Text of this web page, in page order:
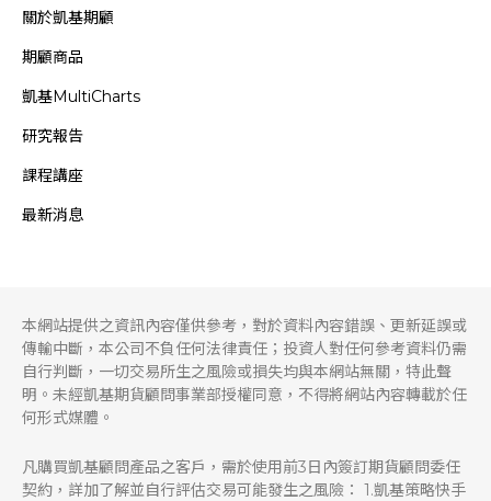
關於凱基期顧
期顧商品
凱基MultiCharts
研究報告
課程講座
最新消息
本網站提供之資訊內容僅供參考，對於資料內容錯誤、更新延誤或
傳輸中斷，本公司不負任何法律責任；投資人對任何參考資料仍需
自行判斷，一切交易所生之風險或損失均與本網站無關，特此聲
明。未經凱基期貨顧問事業部授權同意，不得將網站內容轉載於任
何形式媒體。
凡購買凱基顧問產品之客戶，需於使用前3日內簽訂期貨顧問委任
契約，詳加了解並自行評估交易可能發生之風險： 1.凱基策略快手